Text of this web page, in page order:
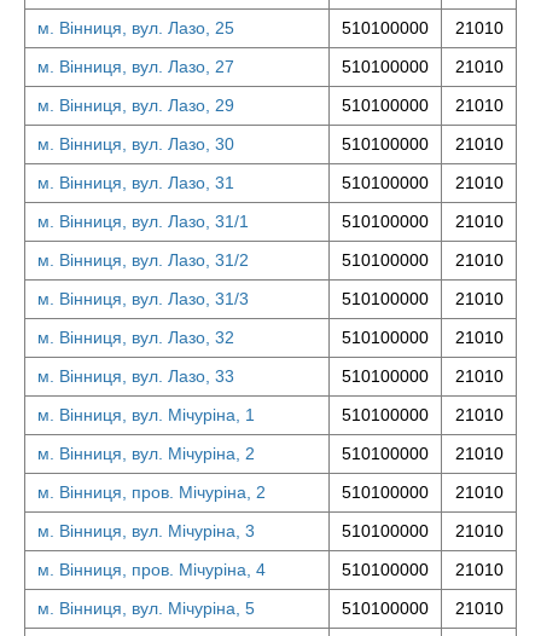
м. Вінниця, вул. Лазо, 25
510100000
21010
м. Вінниця, вул. Лазо, 27
510100000
21010
м. Вінниця, вул. Лазо, 29
510100000
21010
м. Вінниця, вул. Лазо, 30
510100000
21010
м. Вінниця, вул. Лазо, 31
510100000
21010
м. Вінниця, вул. Лазо, 31/1
510100000
21010
м. Вінниця, вул. Лазо, 31/2
510100000
21010
м. Вінниця, вул. Лазо, 31/3
510100000
21010
м. Вінниця, вул. Лазо, 32
510100000
21010
м. Вінниця, вул. Лазо, 33
510100000
21010
м. Вінниця, вул. Мічуріна, 1
510100000
21010
м. Вінниця, вул. Мічуріна, 2
510100000
21010
м. Вінниця, пров. Мічуріна, 2
510100000
21010
м. Вінниця, вул. Мічуріна, 3
510100000
21010
м. Вінниця, пров. Мічуріна, 4
510100000
21010
м. Вінниця, вул. Мічуріна, 5
510100000
21010